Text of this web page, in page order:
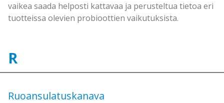
vaikea saada helposti kattavaa ja perusteltua tietoa eri
tuotteissa olevien probioottien vaikutuksista.
R
Ruoansulatuskanava